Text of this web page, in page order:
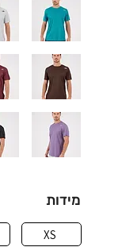
מידות
XS